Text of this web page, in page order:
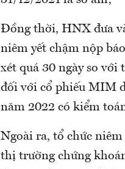
Đồng thời, HNX đưa
niêm yết chậm nộp
xét quá 30 ngày so
đối với cổ phiếu MIM
năm 2022 có kiểm
Ngoài ra, tổ chức
thị trường chứng